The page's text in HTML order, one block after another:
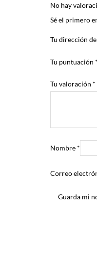
No hay
Sé el primero
Tu dirección
Tu puntuación *
Tu valoración *
Nombre *
Correo
Guarda mi